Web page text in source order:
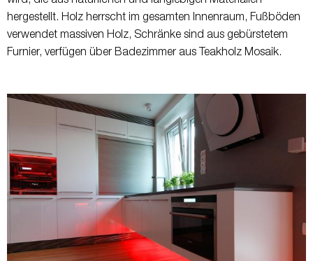
hergestellt. Holz herrscht im gesamten Innenraum, Fußböden
verwendet massiven Holz, Schränke sind aus gebürstetem
Furnier, verfügen über Badezimmer aus Teakholz Mosaik.